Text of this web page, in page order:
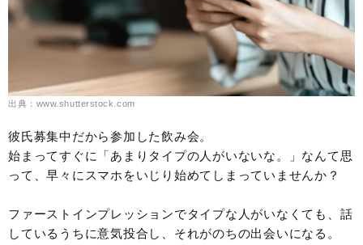
出典：www.shutterstock.com
彼氏募集中だから参加した飲み会。
始まってすぐに「あまりタイプの人がいないな。」なんて思
って、早々にスマホをいじり始めてしまっていませんか？
ファーストインプレッションでタイプな人がいなくても、話
しているうちに意気投合し、それがのちの出会いになる。